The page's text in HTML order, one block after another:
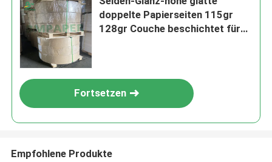
doppelte Papierseiten 115gr
128gr Couche beschichtet für
Fortsetzen
Empfohlene Produkte